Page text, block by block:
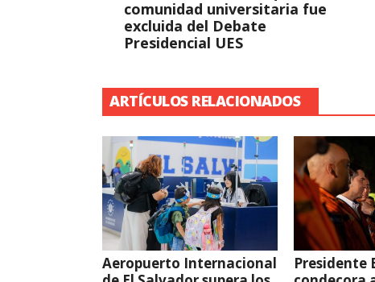
comunidad universitaria fue
excluida del Debate
Presidencial UES
ARTÍCULOS RELACIONADOS
Aeropuerto Internacional
Presidente